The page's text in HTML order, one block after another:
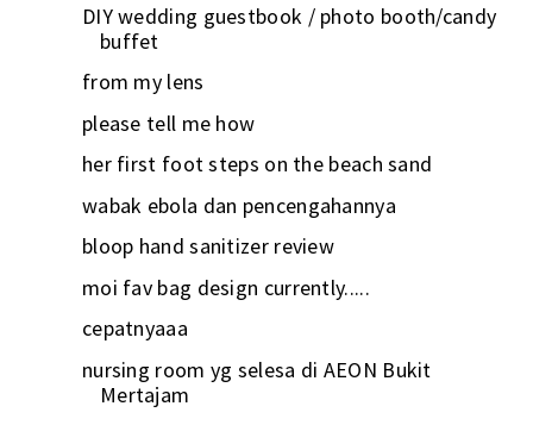
DIY wedding guestbook / photo booth/candy
buffet
from my lens
please tell me how
her first foot steps on the beach sand
wabak ebola dan pencengahannya
bloop hand sanitizer review
moi fav bag design currently.....
cepatnyaaa
nursing room yg selesa di AEON Bukit
Mertajam